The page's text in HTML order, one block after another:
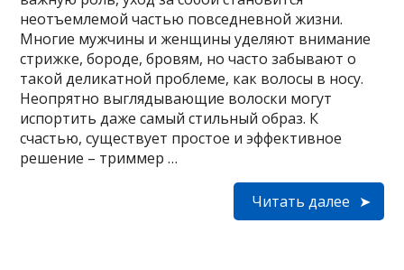
неотъемлемой частью повседневной жизни.
Многие мужчины и женщины уделяют внимание
стрижке, бороде, бровям, но часто забывают о
такой деликатной проблеме, как волосы в носу.
Неопрятно выглядывающие волоски могут
испортить даже самый стильный образ. К
счастью, существует простое и эффективное
решение – триммер …
Читать далее